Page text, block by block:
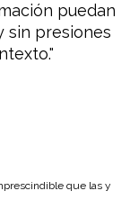
puedan
sin presiones
que las y